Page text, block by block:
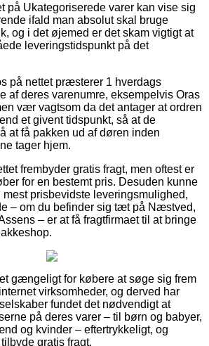
på Ukategoriserede varer kan vise sig
ifald man absolut skal bruge
og i det øjemed er det skam vigtigt at
leveringstidspunkt på det
på nettet præsterer 1 hverdags
af deres varenumre, eksempelvis Oras
vær vagtsom da det antager at ordren
et givent tidspunkt, så at de
at få pakken ud af døren inden
tager hjem.
frembyder gratis fragt, men oftest er
for en bestemt pris. Desuden kunne
prisbevidste leveringsmulighed,
– om du befinder sig tæt på Næstved,
– er at få fragtfirmaet til at bringe
gængeligt for købere at søge sig frem
virksomheder, og derved har
fundet det nødvendigt at
på deres varer – til børn og babyer,
og kvinder – eftertrykkeligt, og
gratis fragt.